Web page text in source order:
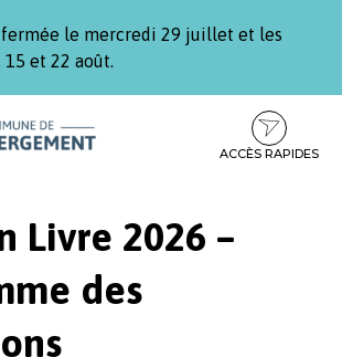
fermée le mercredi 29 juillet et les
15 et 22 août.
ACCÈS RAPIDES
Livre 2026 –
des